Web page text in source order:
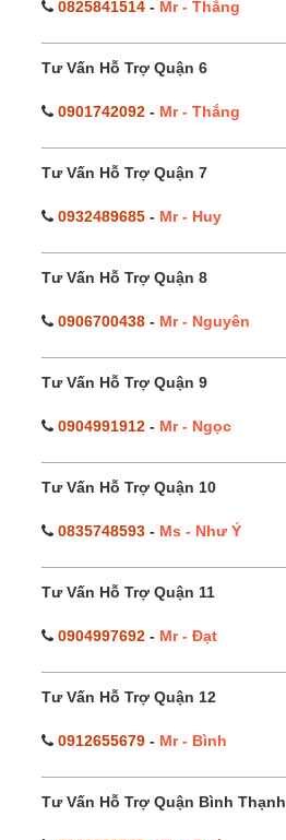
0825841514 - Mr - Thắng
Tư Vấn Hỗ Trợ Quận 6
0901742092 - Mr - Thắng
Tư Vấn Hỗ Trợ Quận 7
0932489685 - Mr - Huy
Tư Vấn Hỗ Trợ Quận 8
0906700438 - Mr - Nguyên
Tư Vấn Hỗ Trợ Quận 9
0904991912 - Mr - Ngọc
Tư Vấn Hỗ Trợ Quận 10
0835748593 - Ms - Như Ý
Tư Vấn Hỗ Trợ Quận 11
0904997692 - Mr - Đạt
Tư Vấn Hỗ Trợ Quận 12
0912655679 - Mr - Bình
Tư Vấn Hỗ Trợ Quận Bình Thạnh